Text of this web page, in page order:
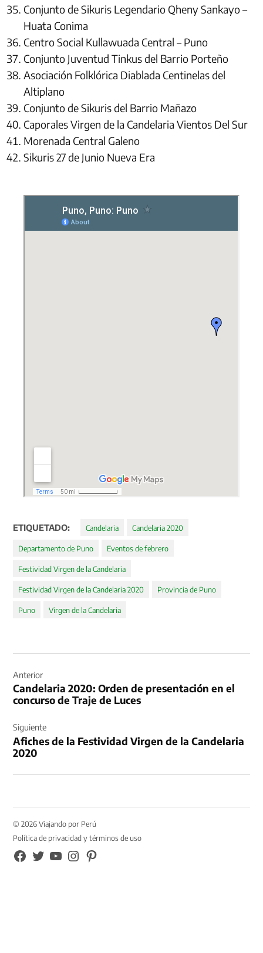
Conjunto de Sikuris Legendario Qheny Sankayo –
Huata Conima
Centro Social Kullawuada Central – Puno
Conjunto Juventud Tinkus del Barrio Porteño
Asociación Folklórica Diablada Centinelas del
Altiplano
Conjunto de Sikuris del Barrio Mañazo
Caporales Virgen de la Candelaria Vientos Del Sur
Morenada Central Galeno
Sikuris 27 de Junio Nueva Era
ETIQUETADO: Candelaria Candelaria 2020
Departamento de Puno Eventos de febrero
Festividad Virgen de la Candelaria
Festividad Virgen de la Candelaria 2020 Provincia de Puno
Puno Virgen de la Candelaria
de
entradas
Anterior
Candelaria 2020: Orden de presentación en el
concurso de Traje de Luces
Siguiente
Afiches de la Festividad Virgen de la Candelaria
2020
© 2026 Viajando por Perú
Política de privacidad y términos de uso
FB
TW YouTubeInstagramPinterest